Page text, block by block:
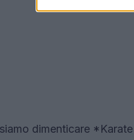
dimenticare